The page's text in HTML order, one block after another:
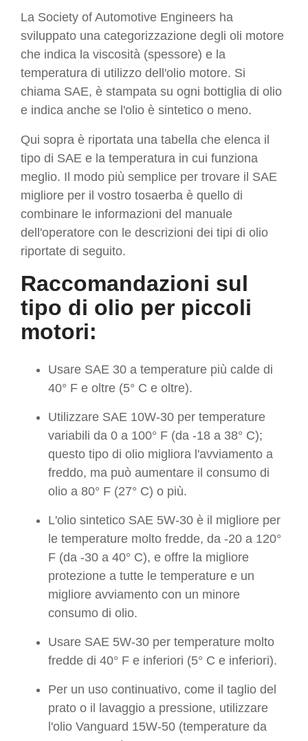
La Society of Automotive Engineers ha
sviluppato una categorizzazione degli oli motore
che indica la viscosità (spessore) e la
temperatura di utilizzo dell'olio motore. Si
chiama SAE, è stampata su ogni bottiglia di olio
e indica anche se l'olio è sintetico o meno.
Qui sopra è riportata una tabella che elenca il
tipo di SAE e la temperatura in cui funziona
meglio. Il modo più semplice per trovare il SAE
migliore per il vostro tosaerba è quello di
combinare le informazioni del manuale
dell'operatore con le descrizioni dei tipi di olio
riportate di seguito.
Raccomandazioni sul
tipo di olio per piccoli
motori:
Usare SAE 30 a temperature più calde di
40° F e oltre (5° C e oltre).
Utilizzare SAE 10W-30 per temperature
variabili da 0 a 100° F (da -18 a 38° C);
questo tipo di olio migliora l'avviamento a
freddo, ma può aumentare il consumo di
olio a 80° F (27° C) o più.
L'olio sintetico SAE 5W-30 è il migliore per
le temperature molto fredde, da -20 a 120°
F (da -30 a 40° C), e offre la migliore
protezione a tutte le temperature e un
migliore avviamento con un minore
consumo di olio.
Usare SAE 5W-30 per temperature molto
fredde di 40° F e inferiori (5° C e inferiori).
Per un uso continuativo, come il taglio del
prato o il lavaggio a pressione, utilizzare
l'olio Vanguard 15W-50 (temperature da